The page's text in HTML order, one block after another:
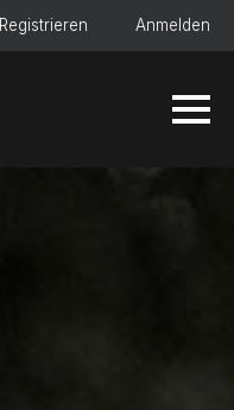
Registrieren Anmelden